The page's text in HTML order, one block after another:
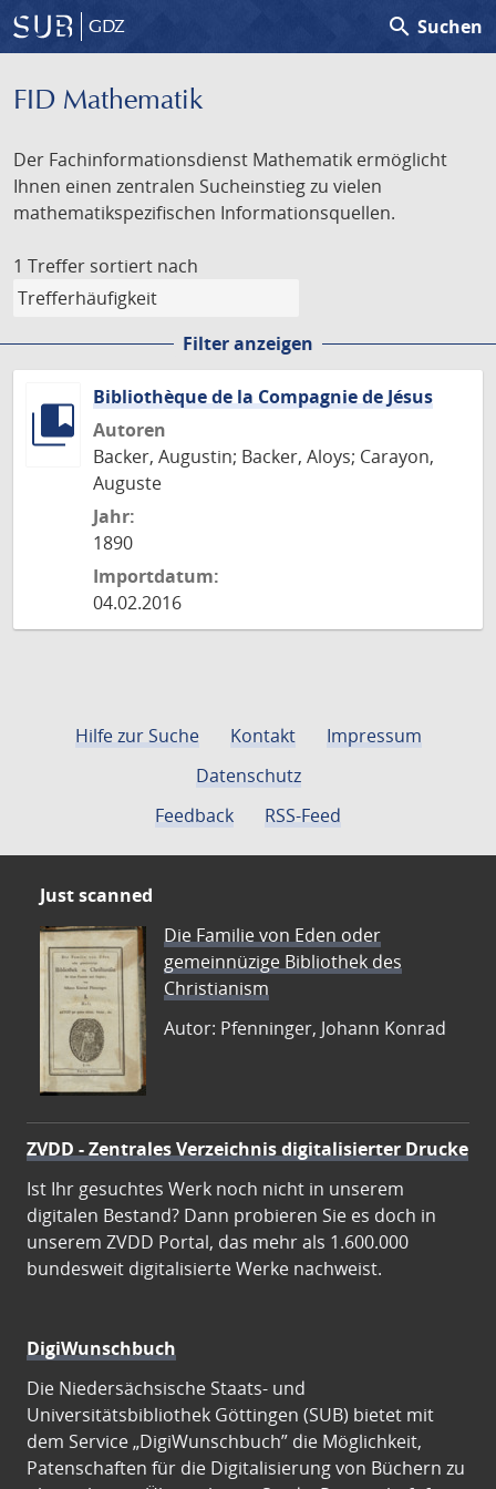
GDZ search Suchen
FID Mathematik
Der Fachinformationsdienst Mathematik ermöglicht
Ihnen einen zentralen Sucheinstieg zu vielen
mathematikspezifischen Informationsquellen.
1 Treffer sortiert nach
Filter anzeigen
Bibliothèque de la Compagnie de Jésus
Autoren
Backer, Augustin; Backer, Aloys; Carayon,
Auguste
Jahr:
1890
Importdatum:
04.02.2016
Hilfe zur Suche Kontakt
Impressum
Datenschutz
Feedback
RSS-Feed
Just scanned
Die Familie von Eden oder
gemeinnüzige Bibliothek des
Christianism
Autor: Pfenninger, Johann Konrad
ZVDD - Zentrales Verzeichnis digitalisierter Drucke
Ist Ihr gesuchtes Werk noch nicht in unserem
digitalen Bestand? Dann probieren Sie es doch in
unserem ZVDD Portal, das mehr als 1.600.000
bundesweit digitalisierte Werke nachweist.
DigiWunschbuch
Die Niedersächsische Staats- und
Universitätsbibliothek Göttingen (SUB) bietet mit
dem Service „DigiWunschbuch” die Möglichkeit,
Patenschaften für die Digitalisierung von Büchern zu